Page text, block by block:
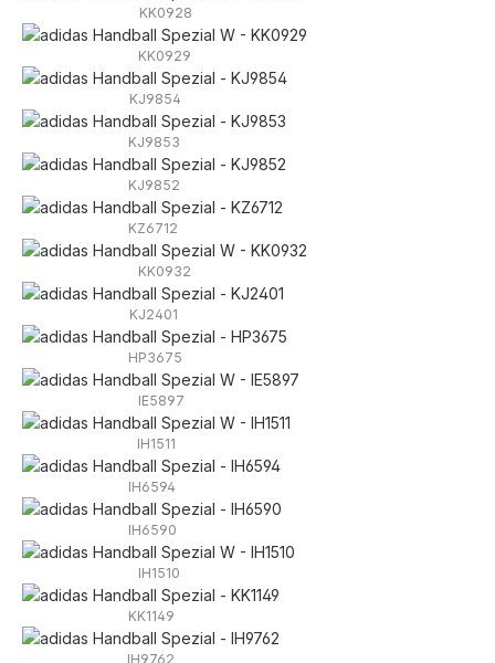
KK0928
KK0929
KJ9854
KJ9853
KJ9852
KZ6712
KK0932
KJ2401
HP3675
IE5897
IH1511
IH6594
IH6590
IH1510
KK1149
IH9762